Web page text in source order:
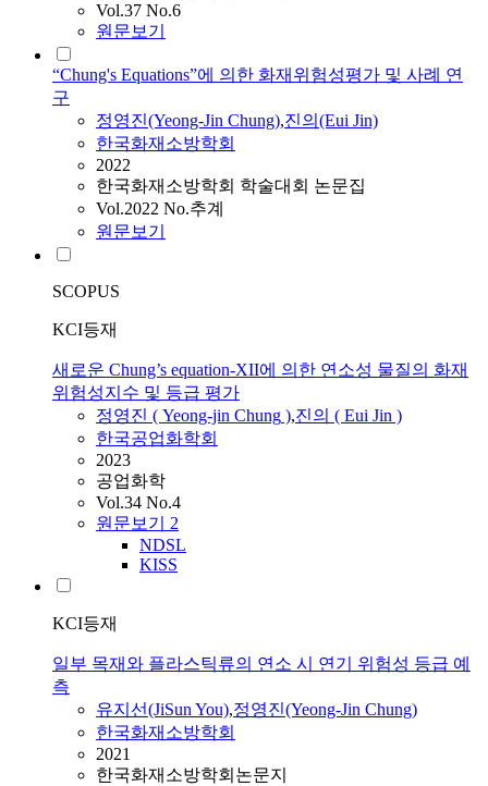
Vol.37 No.6
원문보기
“Chung's Equations”에 의한 화재위험성평가 및 사례 연
구
정영진(Yeong-Jin Chung),진의(Eui Jin)
한국화재소방학회
2022
한국화재소방학회 학술대회 논문집
Vol.2022 No.추계
원문보기
SCOPUS
KCI등재
새로운 Chung’s equation-XII에 의한 연소성 물질의 화재
위험성지수 및 등급 평가
정영진 ( Yeong-jin Chung ),진의 ( Eui Jin )
한국공업화학회
2023
공업화학
Vol.34 No.4
원문보기 2
NDSL
KISS
KCI등재
일부 목재와 플라스틱류의 연소 시 연기 위험성 등급 예
측
유지선(JiSun You),정영진(Yeong-Jin Chung)
한국화재소방학회
2021
한국화재소방학회논문지